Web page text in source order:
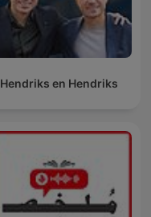
Hendriks en Hendriks